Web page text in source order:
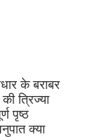
के बराबर
त्रिज्या
पृष्ठ
क्या